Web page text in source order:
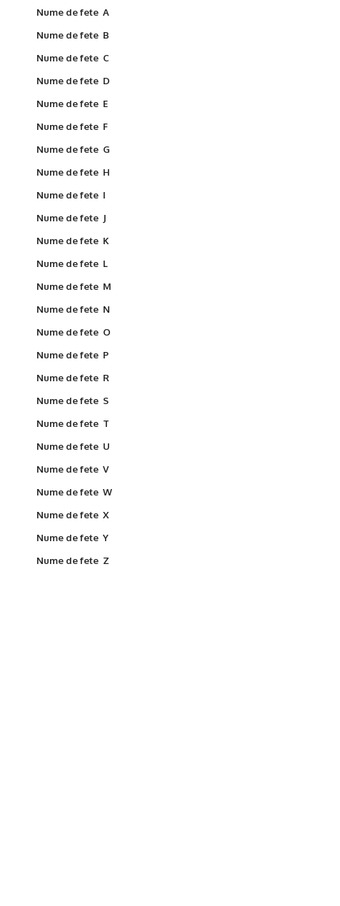
Nume de fete A
Nume de fete B
Nume de fete C
Nume de fete D
Nume de fete E
Nume de fete F
Nume de fete G
Nume de fete H
Nume de fete I
Nume de fete J
Nume de fete K
Nume de fete L
Nume de fete M
Nume de fete N
Nume de fete O
Nume de fete P
Nume de fete R
Nume de fete S
Nume de fete T
Nume de fete U
Nume de fete V
Nume de fete W
Nume de fete X
Nume de fete Y
Nume de fete Z